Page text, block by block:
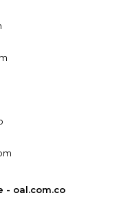
- oal.com.co